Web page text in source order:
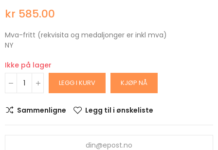
kr 585.00
Mva-fritt (rekvisita og medaljonger er inkl mva)
NY
Ikke på lager
LEGG I KURV KJØP NÅ
Sammenligne Legg til i ønskeliste